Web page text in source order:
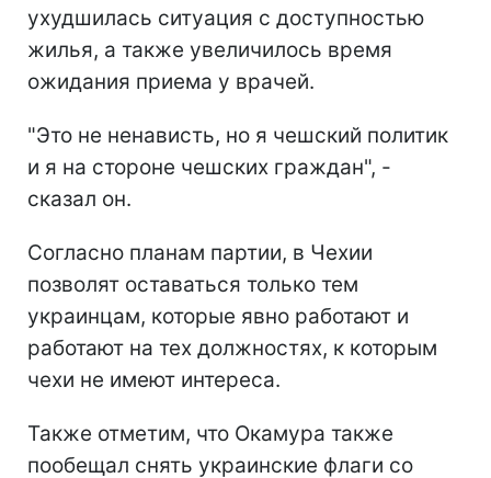
ухудшилась ситуация с доступностью
жилья, а также увеличилось время
ожидания приема у врачей.
"Это не ненависть, но я чешский политик
и я на стороне чешских граждан", -
сказал он.
Согласно планам партии, в Чехии
позволят оставаться только тем
украинцам, которые явно работают и
работают на тех должностях, к которым
чехи не имеют интереса.
Также отметим, что Окамура также
пообещал снять украинские флаги со